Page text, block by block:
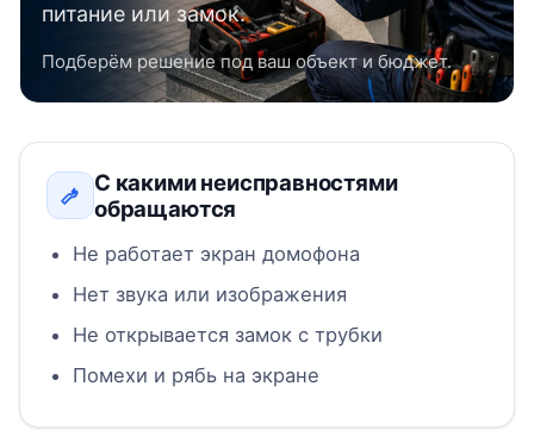
питание или замок.
Подберём решение под ваш объект и бюджет.
С какими неисправностями
обращаются
Не работает экран домофона
Нет звука или изображения
Не открывается замок с трубки
Помехи и рябь на экране